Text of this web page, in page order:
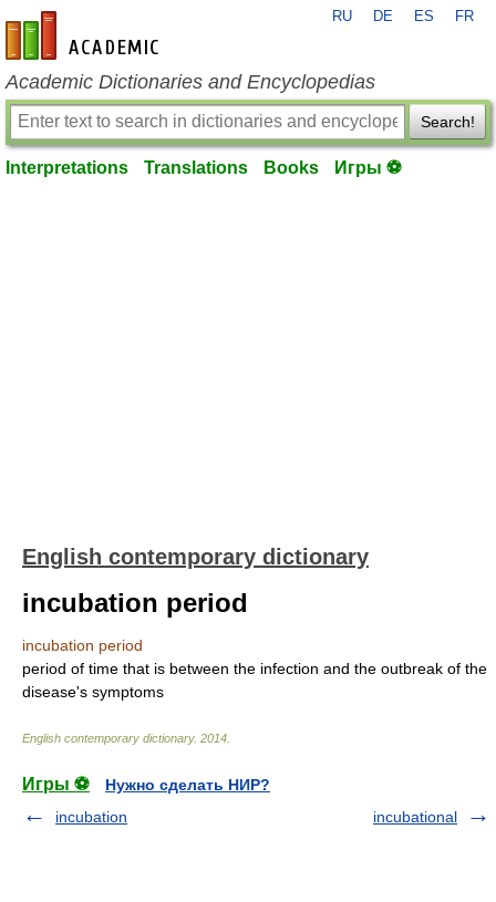
en-academic.com
RU DE ES FR
Academic Dictionaries and Encyclopedias
Search!
Interpretations Translations Books Игры ⚽
English contemporary dictionary
incubation period
incubation period
period of time that is between the infection and the outbreak of the
disease's symptoms
English contemporary dictionary. 2014
Игры ⚽
Нужно сделать НИР?
incubation
incubational